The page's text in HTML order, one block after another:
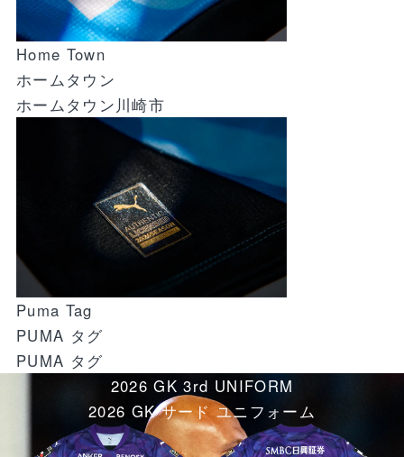
Home Town
ホームタウン
ホームタウン川崎市
Puma Tag
PUMA タグ
PUMA タグ
2026 GK 3rd UNIFORM
2026 GK サード ユニフォーム